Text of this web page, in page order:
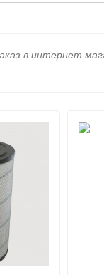
в интернет